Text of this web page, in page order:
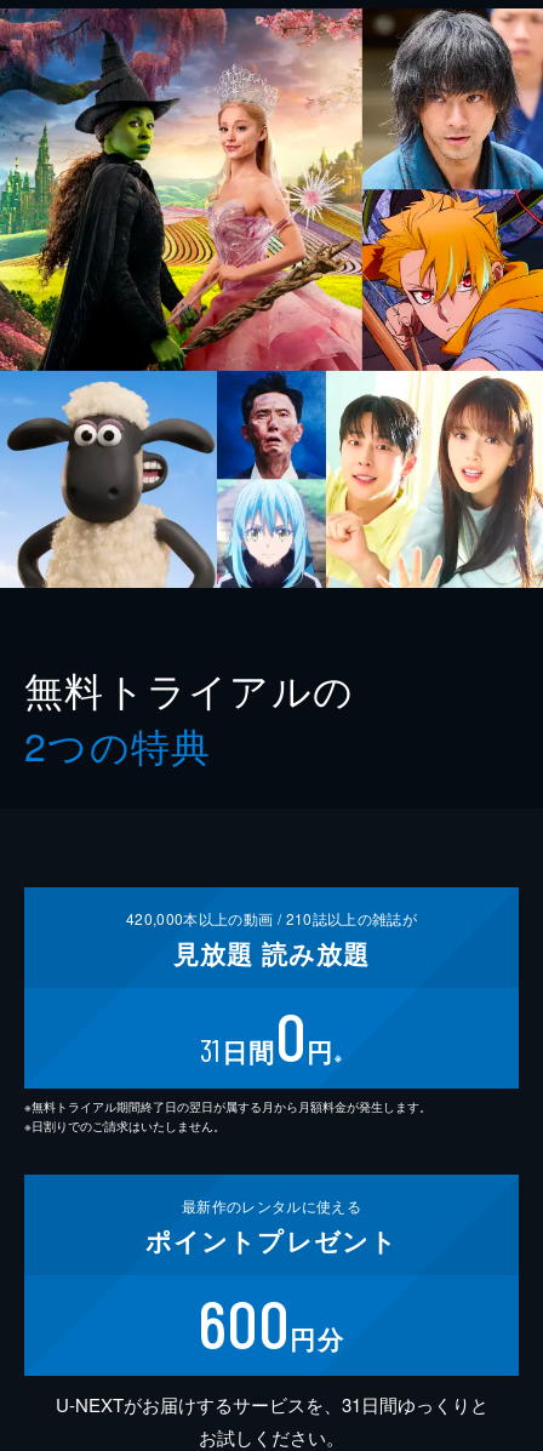
無料トライアルの
2つの特典
420,000本以上の動画 /210誌以上の雑誌が
見放題 読み放題
31 日間0円 ※
※無料トライアル期間終了日の翌日が属する月から月額料金が発生します。
※日割りでのご請求はいたしません。
最新作のレンタルに使える
ポイント プレゼント
600円分
U-NEXTがお届けするサービスを、31日間ゆっくりと
お試しください。